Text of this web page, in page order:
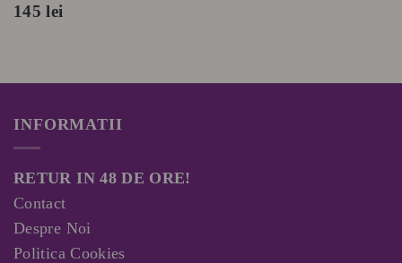
145lei
INFORMATII
RETUR IN 48 DE ORE!
Contact
Despre Noi
Politica Cookies